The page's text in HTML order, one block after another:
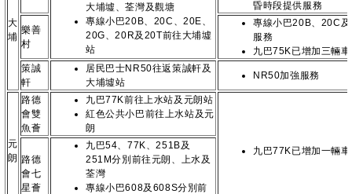
大
埔
大埔墟、荃灣及觀塘
專線小巴20B、20C、20E、
20G、20R及20T前往大埔墟
站
昏時段提供服務
樂善
村
專線小巴20B、20C
服務
九巴75K已增加三輛
策誠
軒
居民巴士NR50往返策誠軒及
大埔墟站
NR50加強服務
元
朗
路德
會雙
魚薈
九巴77K前往上水站及元朗站
紅色公共小巴前往上水站及元
朗
九巴77K已增加一輛
路德
會七
星薈
九巴54、77K、251B及
251M分別前往元朗、上水及
荃灣
專線小巴608及608S分別前